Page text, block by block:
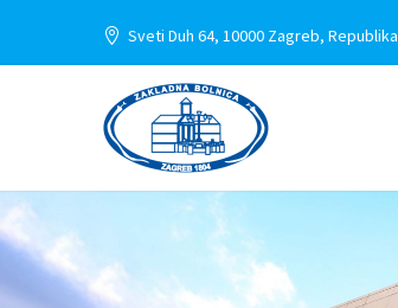
Sveti Duh 64, 10000 Zagreb,